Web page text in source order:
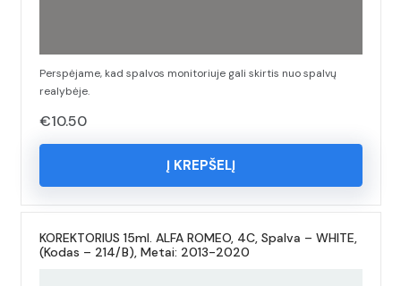
Perspėjame, kad spalvos monitoriuje gali skirtis nuo spalvų
realybėje.
€10.50
Į KREPŠELĮ
KOREKTORIUS 15ml. ALFA ROMEO, 4C, Spalva – WHITE,
(Kodas – 214/B), Metai: 2013-2020